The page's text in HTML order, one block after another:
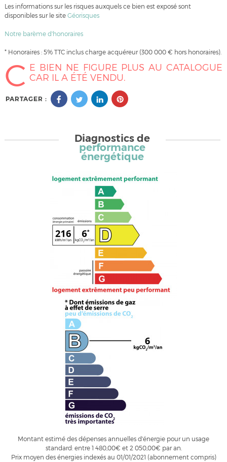
Les informations sur les risques auxquels ce bien est exposé sont
disponibles sur le site Géorisques
Notre barème d'honoraires
* Honoraires : 5% TTC inclus charge acquéreur (300 000 € hors honoraires).
C E BIEN NE FIGURE PLUS AU CATALOGUE
CAR IL A ÉTÉ VENDU.
PARTAGER :
Diagnostics de
performance
énergétique
Montant estimé des dépenses annuelles d'énergie pour un usage
standard: entre 1 480,00€ et 2 050,00€ par an.
Prix moyen des énergies indexés au 01/01/2021 (abonnement compris)